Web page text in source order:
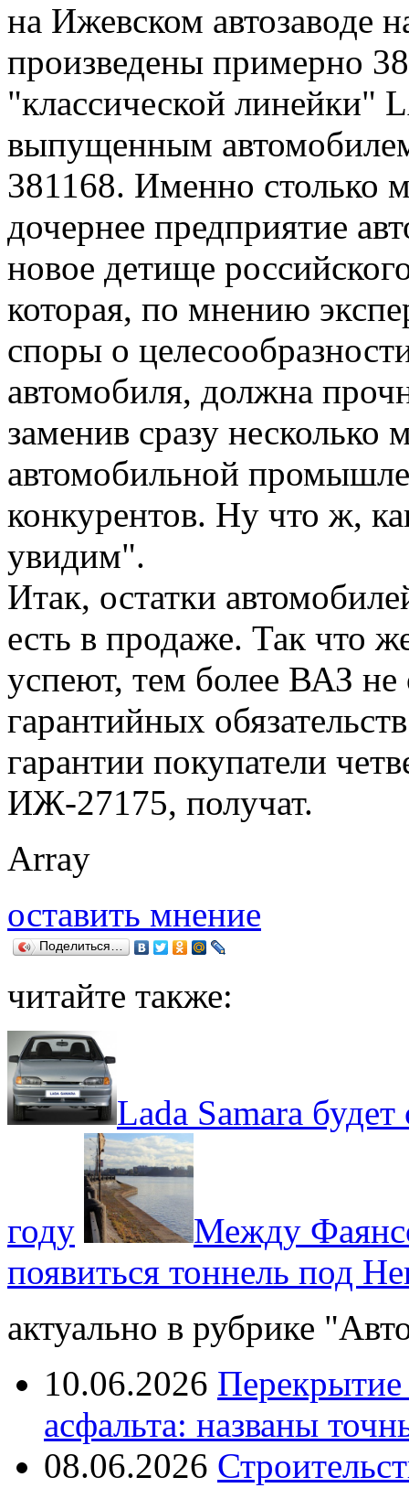
на Ижевском автозаводе
произведены примерно
"классической линейки"
выпущенным
381168. Именно
дочернее предприятие
новое детище
которая, по мнению
споры о
автомобиля, должна
заменив сразу несколько
автомобильной
конкурентов. Ну что ж,
увидим".
Итак, остатки
есть в продаже. Так что
успеют, тем более ВАЗ не
гарантийных
гарантии покупатели
ИЖ-27175, получат.
Array
оставить мнение
Поделиться…
читайте также:
Lada Samara
году
Между
появиться тоннель под
актуально в рубрике
10.06.2026 Перекрытие
асфальта: названы
08.06.2026